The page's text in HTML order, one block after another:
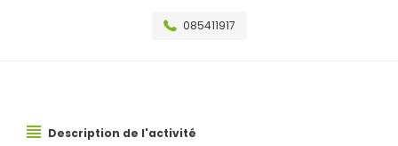
085411917
Description de l'activité